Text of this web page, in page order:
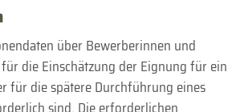
über Bewerberinnen und
die Einschätzung der Eignung für ein
für die spätere Durchführung eines